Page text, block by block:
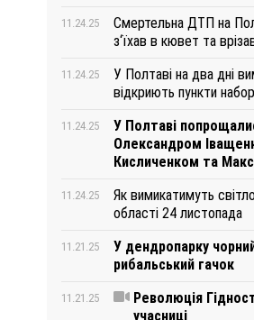
11.24.25
Смертельна ДТП на
з‘їхав в кювет та
11.24.25
У Полтаві на два дні
відкриють пункти
11.24.25
У Полтаві
Олександром
Кисличенком та
11.24.25
Як вимикатимуть
області 24 листопада
11.21.25
У дендропарку
рибальський гачок
11.21.25
Революція
учасниці